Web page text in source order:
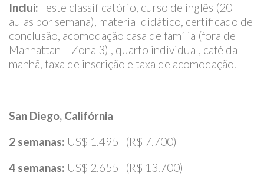
Inclui: Teste classificatório, curso de inglês (20
aulas por semana), material didático, certificado de
conclusão, acomodação casa de família (fora de
Manhattan – Zona 3) , quarto individual, café da
manhã, taxa de inscrição e taxa de acomodação.
-
San Diego, Califórnia
2 semanas: US$ 1.495 (R$ 7.700)
4 semanas: US$ 2.655 (R$ 13.700)